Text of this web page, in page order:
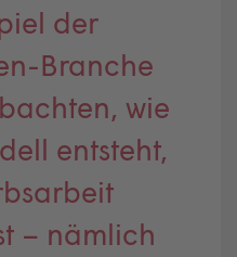
der
Branche
wie
entsteht,
– nämlich